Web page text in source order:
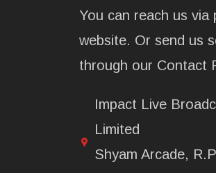
You can reach us via
website. Or send us
through our Contact
Impact Live
Limited
Shyam Arcade,